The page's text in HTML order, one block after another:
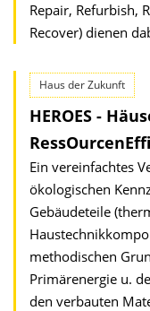
Repair, Refurbish,
Recover) dienen
Haus der Zukunft
HEROES -
Ein vereinfachtes
ökologischen
Gebäudeteile
methodischen
Primärenergie u.
den verbauten